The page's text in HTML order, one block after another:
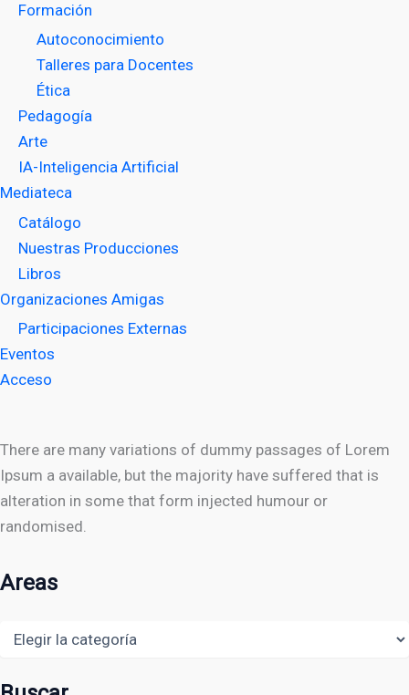
Formación
Autoconocimiento
Talleres para Docentes
Ética
Pedagogía
Arte
IA-Inteligencia Artificial
Mediateca
Catálogo
Nuestras Producciones
Libros
Organizaciones Amigas
Participaciones Externas
Eventos
Acceso
There are many variations of dummy passages of Lorem
Ipsum a available, but the majority have suffered that is
alteration in some that form injected humour or
randomised.
Areas